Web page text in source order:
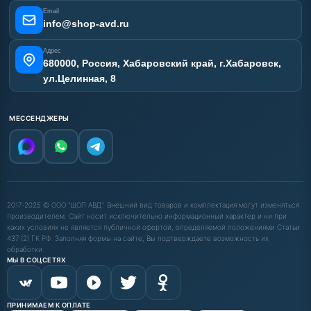
Email
info@shop-avd.ru
Адрес
680000, Россия, Хабаровский край, г.Хабаровск,
ул.Целинная, 8
МЕССЕНДЖЕРЫ
2017-2025 © ООО "ШОП АВД". Внешний вид товаров и комплектация могут изменяться
производителем. Сайт носит исключительно информационный характер и ни при
каких условиях не является публичной офертой, определяемой положениями Статьи
437 (2) ГК РФ. Заполняя формы на сайте, Вы подтверждаете возможность их
обработки.
МЫ В СОЦСЕТЯХ
ПРИНИМАЕМ К ОПЛАТЕ